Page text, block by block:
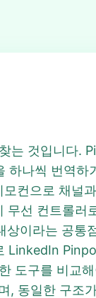
는 것입니다.
나씩 번역하
컨으로 채널
선 컨트롤러
상이라는 공
LinkedIn
도구를 비교
, 동일한 구조